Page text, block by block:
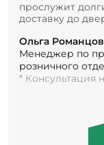
прослужит
доставку до
Ольга
Менеджер по
розничного
* Консультация